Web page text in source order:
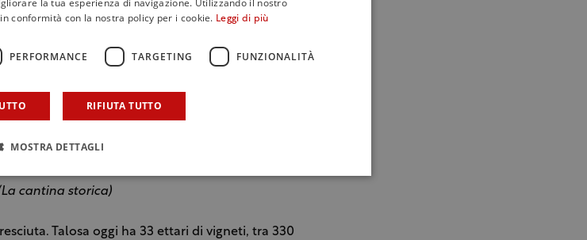
cantina storica)
Talosa oggi ha 33 ettari di vigneti, tra 330
la tua esperienza di navigazione. Utilizzando il nostro
conformità con la nostra policy per i cookie. Leggi di più
PERFORMANCE TARGETING FUNZIONALITÀ
RIFIUTA TUTTO
MOSTRA DETTAGLI